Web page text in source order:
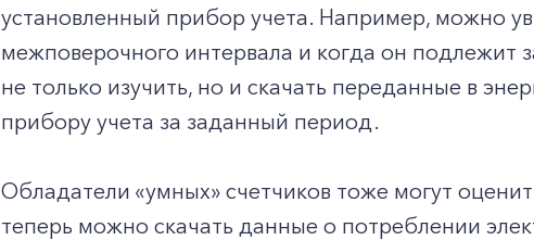
установленный прибор учета. Например, можно
межповерочного интервала и когда он подлежит
не только изучить, но и скачать переданные в
прибору учета за заданный период.
Обладатели «умных» счетчиков тоже могут
теперь можно скачать данные о потреблении